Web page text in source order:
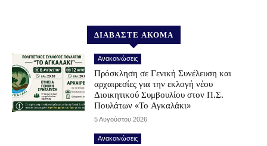
ΔΙΑΒΑΣΤΕ ΑΚΟΜΑ
Ανακοινώσεις
Πρόσκληση σε Γενική Συνέλευση και
αρχαιρεσίες για την εκλογή νέου
Διοικητικού Συμβουλίου στον Π.Σ.
Πουλάτων «Το Αγκαλάκι»
5 Αυγούστου 2026
Ανακοινώσεις